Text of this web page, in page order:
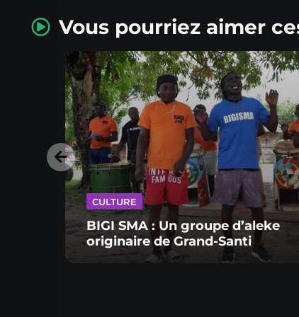
Vous pourriez aimer
CULTURE
BIGI SMA : Un groupe d’aleke
originaire de Grand-Santi